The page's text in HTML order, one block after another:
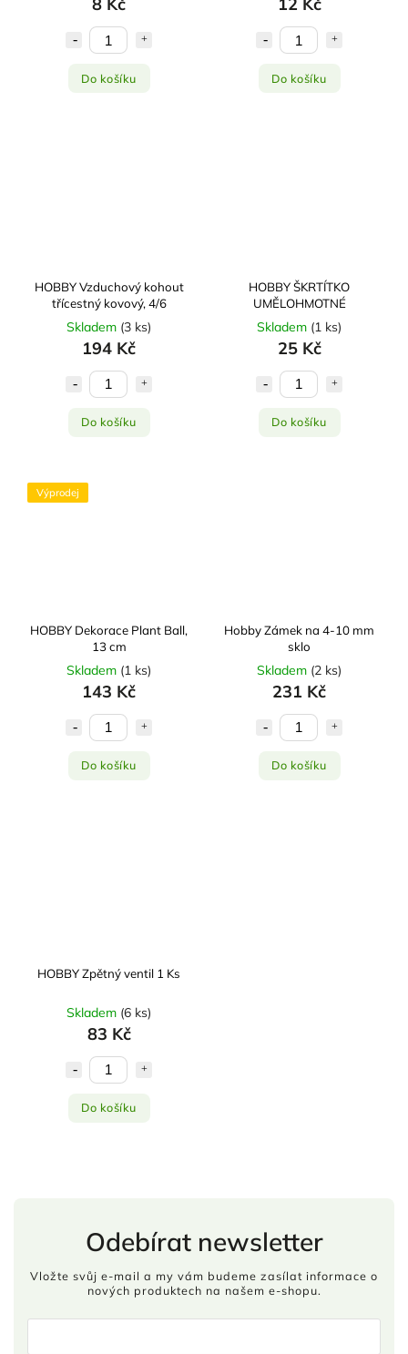
8 Kč
Do košíku
12 Kč
Do košíku
HOBBY Vzduchový kohout
třícestný kovový, 4/6
Skladem (3 ks)
194 Kč
Do košíku
HOBBY ŠKRTÍTKO
UMĚLOHMOTNÉ
Skladem (1 ks)
25 Kč
Do košíku
Výprodej
HOBBY Dekorace Plant Ball,
13 cm
Skladem (1 ks)
143 Kč
Do košíku
Hobby Zámek na 4-10 mm
sklo
Skladem (2 ks)
231 Kč
Do košíku
HOBBY Zpětný ventil 1 Ks
Skladem (6 ks)
83 Kč
Do košíku
Odebírat newsletter
Vložte svůj e-mail a my vám budeme zasílat informace o
nových produktech na našem e-shopu.